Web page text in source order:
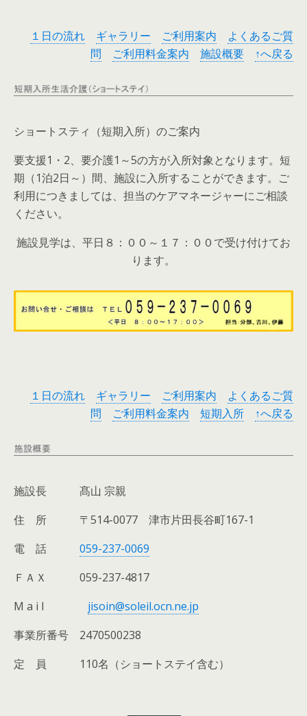
１日の流れ ギャラリー ご利用案内
よくあるご質
問
ご利用料金案内 施設概要 ↑へ戻る
ショートスティ（短期入所）のご案内
要支援1・2、要介護1～5の方が入所対象となります。短
期（1泊2日～）間、施設に入所することができます。ご
利用につきましては、担当のケアマネージャーにご相談
ください。
施設見学は、平日８：００～１７：００で受け付けてお
ります。
１日の流れ ギャラリー ご利用案内
よくあるご質
問
ご利用料金案内 短期入所 ↑へ戻る
施設長 髙山 宗親
住 所 〒514-0077 津市片田長谷町167-1
電 話 059-237-0069
ＦＡＸ 059-237-4817
M a i l jisoin@soleil.ocn.ne.jp
事業所番号 2470500238
定 員 110名（ショートステイ含む）